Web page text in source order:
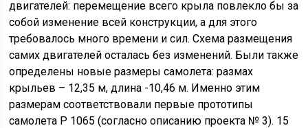
двигателей: перемещение всего крыла повлекло бы за
собой изменение всей конструкции, а для этого
требовалось много времени и сил. Схема размещения
самих двигателей осталась без изменений. Были также
определены новые размеры самолета: размах
крыльев – 12,35 м, длина -10,46 м. Именно этим
размерам соответствовали первые прототипы
самолета Р 1065 (согласно описанию проекта № 3). 15